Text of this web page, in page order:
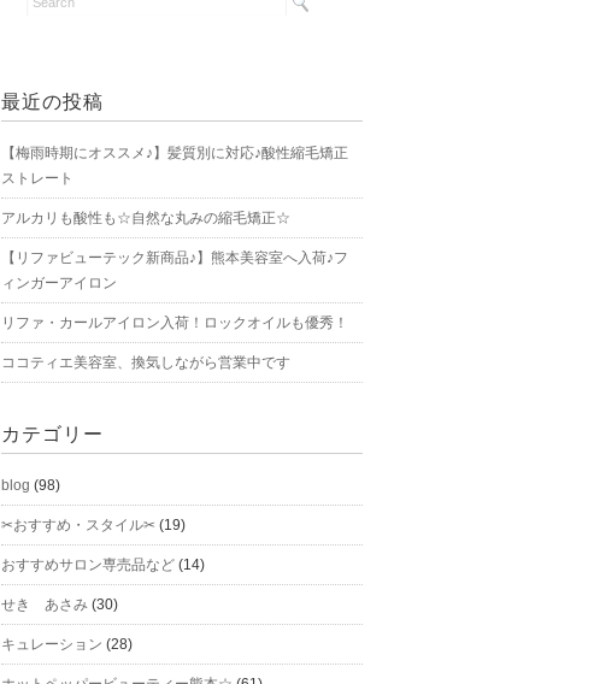
最近の投稿
【梅雨時期にオススメ♪】髪質別に対応♪酸性縮毛矯正
ストレート
アルカリも酸性も☆自然な丸みの縮毛矯正☆
【リファビューテック新商品♪】熊本美容室へ入荷♪フ
ィンガーアイロン
リファ・カールアイロン入荷！ロックオイルも優秀！
ココティエ美容室、換気しながら営業中です
カテゴリー
blog (98)
✂おすすめ・スタイル✂ (19)
おすすめサロン専売品など (14)
せき あさみ (30)
キュレーション (28)